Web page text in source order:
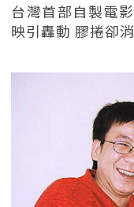
台灣首部自製電
映引轟動 膠捲卻